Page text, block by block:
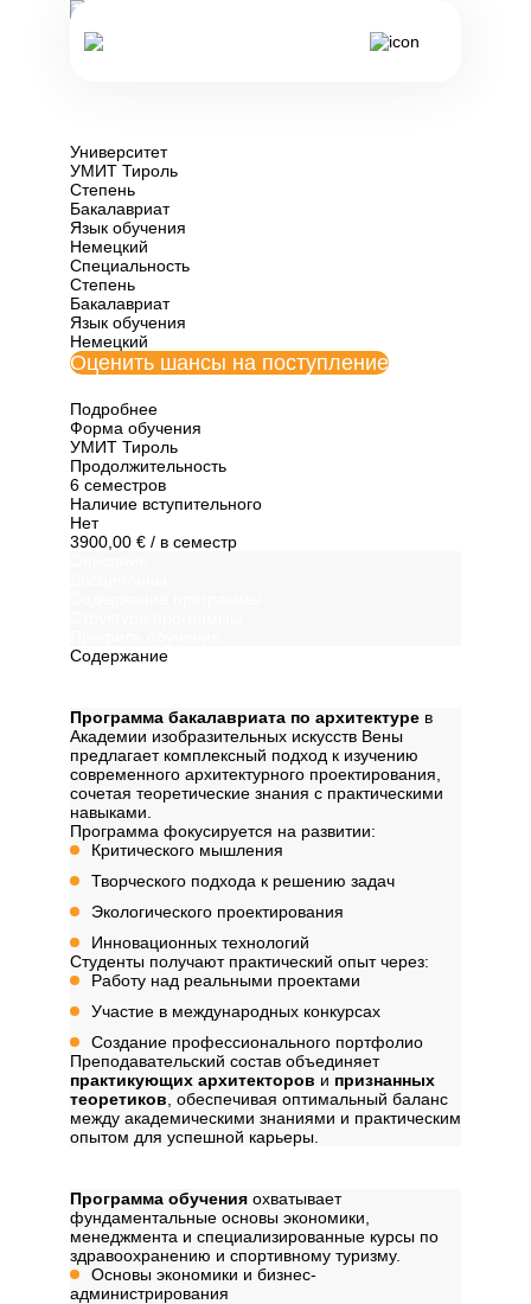
Экономика,
Университет
УМИТ Тироль
Степень
Бакалавриат
Язык обучения
Немецкий
Специальность
Степень
Бакалавриат
Язык обучения
Немецкий
Оценить шансы на поступление
Подробнее
Форма обучения
УМИТ Тироль
Продолжительность
6 семестров
Наличие вступительного
Нет
3900,00 € / в семестр
Содержание
Программа бакалавриата по архитектуре в
Академии изобразительных искусств Вены
предлагает комплексный подход к изучению
современного архитектурного проектирования,
сочетая теоретические знания с практическими
навыками.
Программа фокусируется на развитии:
Критического мышления
Творческого подхода к решению задач
Экологического проектирования
Инновационных технологий
Студенты получают практический опыт через:
Работу над реальными проектами
Участие в международных конкурсах
Создание профессионального портфолио
Преподавательский состав объединяет
практикующих архитекторов и признанных
теоретиков , обеспечивая оптимальный баланс
между академическими знаниями и практическим
опытом для успешной карьеры.
Программа обучения охватывает
фундаментальные основы экономики,
менеджмента и специализированные курсы по
здравоохранению и спортивному туризму.
Основы экономики и бизнес-
администрирования